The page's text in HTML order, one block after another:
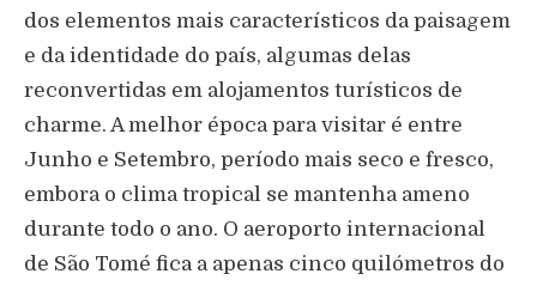
dos elementos mais característicos da paisagem
e da identidade do país, algumas delas
reconvertidas em alojamentos turísticos de
charme. A melhor época para visitar é entre
Junho e Setembro, período mais seco e fresco,
embora o clima tropical se mantenha ameno
durante todo o ano. O aeroporto internacional
de São Tomé fica a apenas cinco quilómetros do